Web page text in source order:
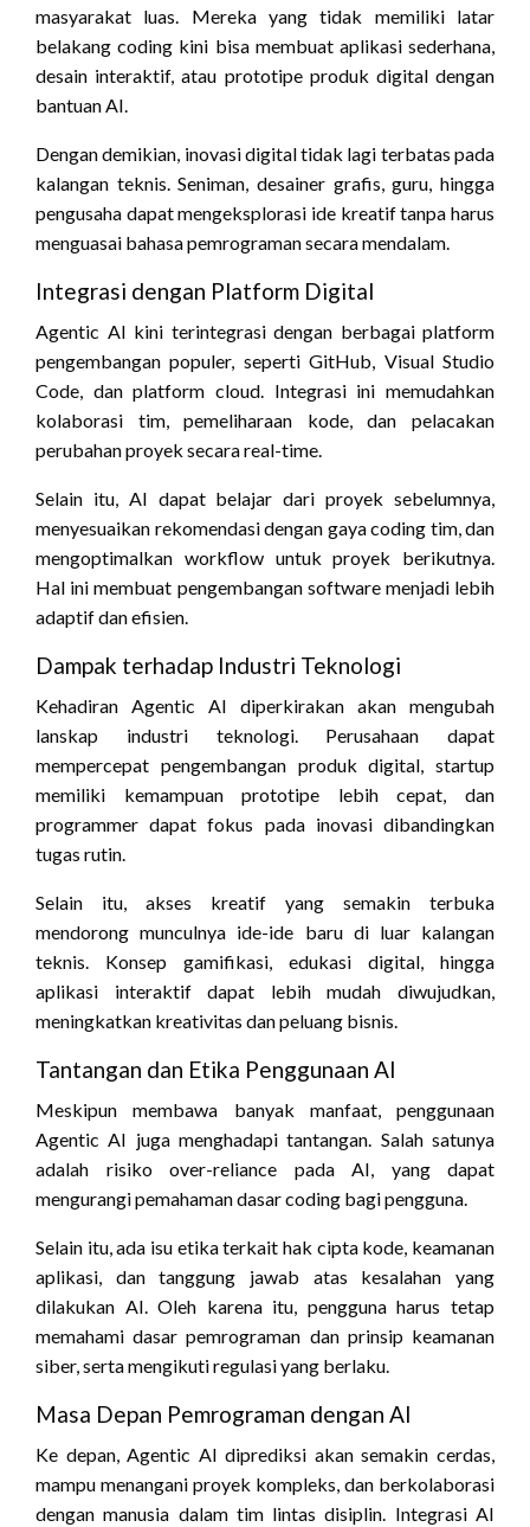
masyarakat luas. Mereka yang tidak memiliki latar
belakang coding kini bisa membuat aplikasi sederhana,
desain interaktif, atau prototipe produk digital dengan
bantuan AI.
Dengan demikian, inovasi digital tidak lagi terbatas pada
kalangan teknis. Seniman, desainer grafis, guru, hingga
pengusaha dapat mengeksplorasi ide kreatif tanpa harus
menguasai bahasa pemrograman secara mendalam.
Integrasi dengan Platform Digital
Agentic AI kini terintegrasi dengan berbagai platform
pengembangan populer, seperti GitHub, Visual Studio
Code, dan platform cloud. Integrasi ini memudahkan
kolaborasi tim, pemeliharaan kode, dan pelacakan
perubahan proyek secara real-time.
Selain itu, AI dapat belajar dari proyek sebelumnya,
menyesuaikan rekomendasi dengan gaya coding tim, dan
mengoptimalkan workflow untuk proyek berikutnya.
Hal ini membuat pengembangan software menjadi lebih
adaptif dan efisien.
Dampak terhadap Industri Teknologi
Kehadiran Agentic AI diperkirakan akan mengubah
lanskap industri teknologi. Perusahaan dapat
mempercepat pengembangan produk digital, startup
memiliki kemampuan prototipe lebih cepat, dan
programmer dapat fokus pada inovasi dibandingkan
tugas rutin.
Selain itu, akses kreatif yang semakin terbuka
mendorong munculnya ide-ide baru di luar kalangan
teknis. Konsep gamifikasi, edukasi digital, hingga
aplikasi interaktif dapat lebih mudah diwujudkan,
meningkatkan kreativitas dan peluang bisnis.
Tantangan dan Etika Penggunaan AI
Meskipun membawa banyak manfaat, penggunaan
Agentic AI juga menghadapi tantangan. Salah satunya
adalah risiko over-reliance pada AI, yang dapat
mengurangi pemahaman dasar coding bagi pengguna.
Selain itu, ada isu etika terkait hak cipta kode, keamanan
aplikasi, dan tanggung jawab atas kesalahan yang
dilakukan AI. Oleh karena itu, pengguna harus tetap
memahami dasar pemrograman dan prinsip keamanan
siber, serta mengikuti regulasi yang berlaku.
Masa Depan Pemrograman dengan AI
Ke depan, Agentic AI diprediksi akan semakin cerdas,
mampu menangani proyek kompleks, dan berkolaborasi
dengan manusia dalam tim lintas disiplin. Integrasi AI